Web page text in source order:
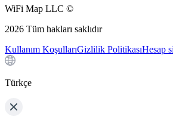
WiFi Map LLC ©
2026 Tüm hakları saklıdır
Kullanım KoşullarıGizlilik PolitikasıHesap
Türkçe